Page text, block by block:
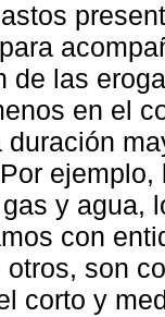
de las
en el
duración
y agua,
con
son
corto y